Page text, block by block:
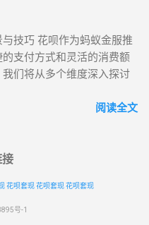
拟商品交易 虚拟商品交易套
商品（如游戏点卡、充值
，将虚拟商品兑换为现
能涉及一些灰色地带，存
作套现 一些线下商家会与
易。 二、第三方合作平台
在购物时，不仅可以使用
务，将大额消费拆分为多
然京东有自己的金融支付体
覆盖餐饮、外卖、旅游等众
，用户可以选择花呗支付打
为用户提供灵活的支付方
技巧 花呗作为蚂蚁金服推
支付方式和灵活的消费额
们将从多个维度深入探讨
台任选 花呗在网络购物领域
京东为例，在部分第三方
诸如手机话费充值、水电
在支付宝的生活缴费板
阅读全文
接
花呗套现花呗套现花呗套现
号-1